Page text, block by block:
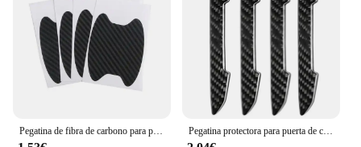
Parts and Accessories: Includes a Full Set of
Molding Tools
Features:
|Wholesale|Vendors|
**Advanced Craftsmanship for Artisans**
The accesorios de fibra de carbono Moldes are a
testament to the fusion of innovation and artistry.
Pegatina protectora para puerta de coche con apariencia de fibra de carbono, Protector anticolisión para borde de espejo retrovisor, pegatinas antiarañazos